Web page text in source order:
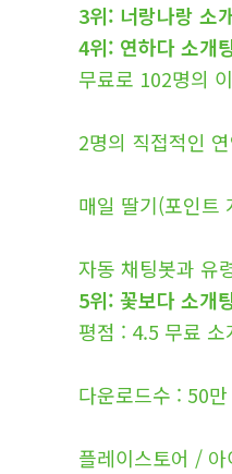
3위: 너랑나랑 소
4위: 연하다 소개
무료로 102명의
2명의 직접적인
매일 딸기(포인트
자동 채팅봇과 유
5위: 꽃보다 소개
평점 : 4.5 무료
다운로드수 : 50
플레이스토어 /